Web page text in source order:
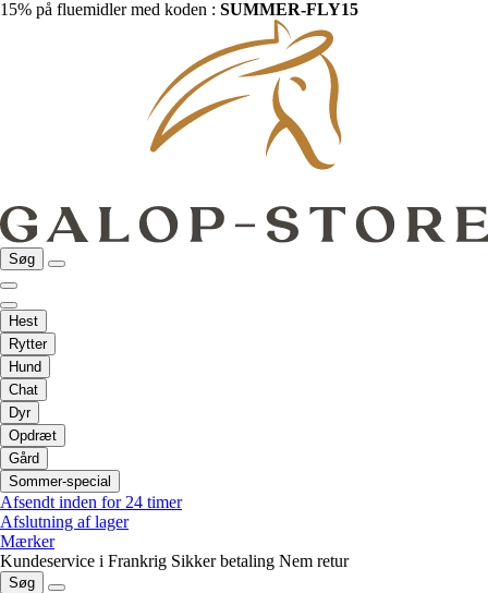
15% på fluemidler med koden : SUMMER-FLY15
Søg
Hest
Rytter
Hund
Chat
Dyr
Opdræt
Gård
Sommer-special
Afsendt inden for 24 timer
Afslutning af lager
Mærker
Kundeservice i Frankrig Sikker betaling Nem retur
Søg